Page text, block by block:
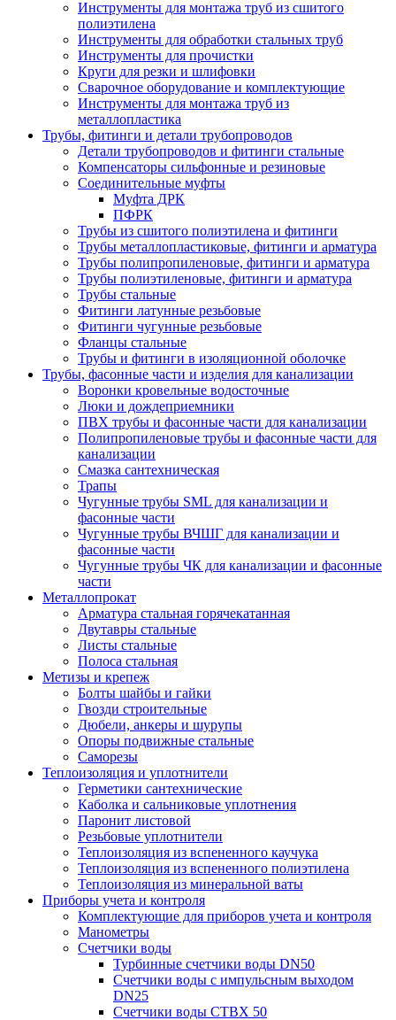
Инструменты для монтажа труб из сшитого
полиэтилена
Инструменты для обработки стальных труб
Инструменты для прочистки
Круги для резки и шлифовки
Сварочное оборудование и комплектующие
Инструменты для монтажа труб из
металлопластика
Трубы, фитинги и детали трубопроводов
Детали трубопроводов и фитинги стальные
Компенсаторы сильфонные и резиновые
Соединительные муфты
Муфта ДРК
ПФРК
Трубы из сшитого полиэтилена и фитинги
Трубы металлопластиковые, фитинги и арматура
Трубы полипропиленовые, фитинги и арматура
Трубы полиэтиленовые, фитинги и арматура
Трубы стальные
Фитинги латунные резьбовые
Фитинги чугунные резьбовые
Фланцы стальные
Трубы и фитинги в изоляционной оболочке
Трубы, фасонные части и изделия для канализации
Воронки кровельные водосточные
Люки и дождеприемники
ПВХ трубы и фасонные части для канализации
Полипропиленовые трубы и фасонные части для
канализации
Смазка сантехническая
Трапы
Чугунные трубы SML для канализации и
фасонные части
Чугунные трубы ВЧШГ для канализации и
фасонные части
Чугунные трубы ЧК для канализации и фасонные
части
Металлопрокат
Арматура стальная горячекатанная
Двутавры стальные
Листы стальные
Полоса стальная
Метизы и крепеж
Болты шайбы и гайки
Гвозди строительные
Дюбели, анкеры и шурупы
Опоры подвижные стальные
Саморезы
Теплоизоляция и уплотнители
Герметики сантехнические
Каболка и сальниковые уплотнения
Паронит листовой
Резьбовые уплотнители
Теплоизоляция из вспененного каучука
Теплоизоляция из вспененного полиэтилена
Теплоизоляция из минеральной ваты
Приборы учета и контроля
Комплектующие для приборов учета и контроля
Манометры
Счетчики воды
Турбинные счетчики воды DN50
Счетчики воды с импульсным выходом
DN25
Счетчики воды СТВХ 50